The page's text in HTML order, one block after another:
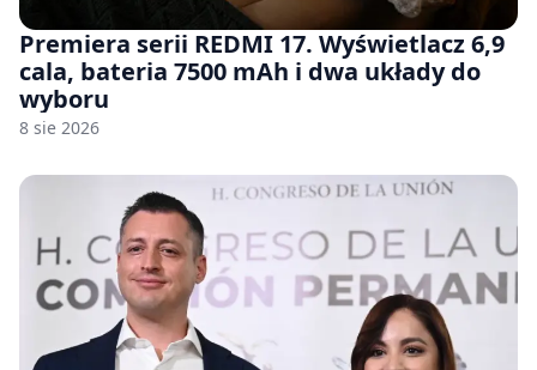
Premiera serii REDMI 17. Wyświetlacz 6,9
cala, bateria 7500 mAh i dwa układy do
wyboru
8 sie 2026